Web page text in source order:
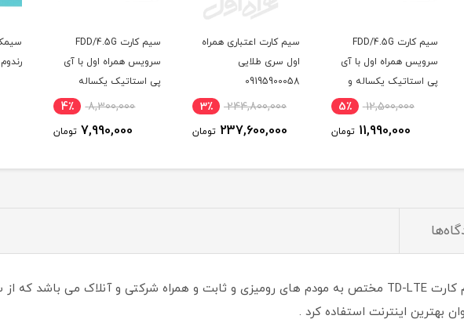
سیم کارت FDD/4.5G
سرویس همراه اول با آی
پی استاتیک یکساله و
500 گیگ اینترنت سه
12,500,000 5٪
11,990,000 تومان
سیم کارت اعتباری همراه
اول سری طلایی
09195900058
244,800,000 3٪
237,600,000 تومان
سیم کارت FDD/4.5G
سرویس همراه اول با آی
پی استاتیک یکساله
(مخصوص مودم )
8,300,000 4٪
7,990,000 تومان
رندوم
بهترین اینترنت استفاده کرد .